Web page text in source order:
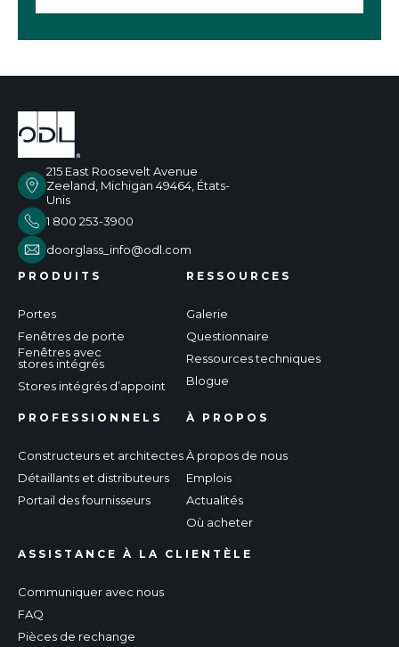
215 East Roosevelt Avenue
Zeeland, Michigan 49464, États-
Unis
1 800 253-3900
doorglass_info@odl.com
PRODUITS
Portes
Fenêtres de porte
Fenêtres avec
stores intégrés
Stores intégrés d’appoint
RESSOURCES
Galerie
Questionnaire
Ressources techniques
Blogue
PROFESSIONNELS
Constructeurs et architectes
Détaillants et distributeurs
Portail des fournisseurs
ASSISTANCE À LA CLIENTÈLE
Communiquer avec nous
FAQ
Pièces de rechange
À PROPOS
À propos de nous
Emplois
Actualités
Où acheter